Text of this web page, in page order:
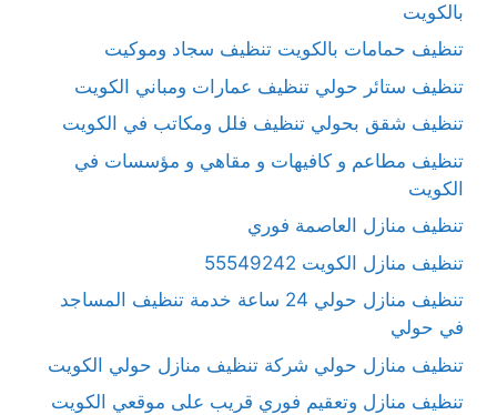
بالكويت
تنظيف حمامات بالكويت تنظيف سجاد وموكيت
تنظيف ستائر حولي تنظيف عمارات ومباني الكويت
تنظيف شقق بحولي تنظيف فلل ومكاتب في الكويت
تنظيف مطاعم و كافيهات و مقاهي و مؤسسات في
الكويت
تنظيف منازل العاصمة فوري
تنظيف منازل الكويت 55549242
تنظيف منازل حولي 24 ساعة خدمة تنظيف المساجد
في حولي
تنظيف منازل حولي شركة تنظيف منازل حولي الكويت
تنظيف منازل وتعقيم فوري قريب على موقعي الكويت